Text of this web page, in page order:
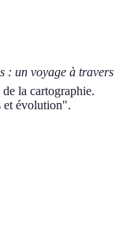
: un voyage à travers
la cartographie.
et évolution".